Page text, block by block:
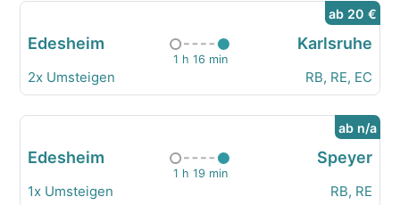
ab 20 €
Edesheim
1 h 16 min
Karlsruhe
2x Umsteigen RB, RE, EC
ab n/a
Edesheim
1 h 19 min
Speyer
1x Umsteigen RB, RE